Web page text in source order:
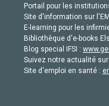
Portail pour les
Site d'information sur
E-learning pour les
Bibliothèque d'e-books
Blog special IFSI :
Suivez notre actualité
Site d'emploi en santé :